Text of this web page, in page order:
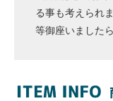
る事も考えられ
等御座いました